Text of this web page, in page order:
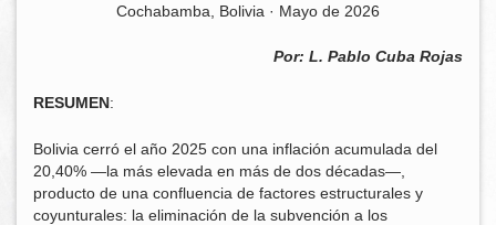
Cochabamba, Bolivia · Mayo de 2026
Por: L. Pablo Cuba Rojas
RESUMEN:
Bolivia cerró el año 2025 con una inflación acumulada del
20,40% —la más elevada en más de dos décadas—,
producto de una confluencia de factores estructurales y
coyunturales: la eliminación de la subvención a los